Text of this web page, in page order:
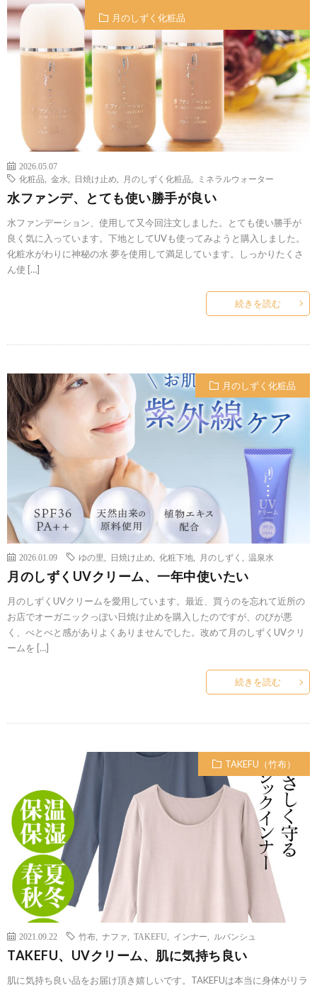
月のしずく化粧品
2026.05.07
化粧品
金水 日焼け止め 月のしずく化粧品 ミネラルウォーター
水ファンデ、とても使い勝手が良い
水ファンデーション、使用して又今回注文しました。とても使い勝手が
良く気に入っています。下地としてUVも使ってみようと購入しました。
化粧水がわりに神秘の水 夢を使用して満足しています。しっかりたくさ
ん使 […]
続きを読む
月のしずく化粧品
2026.01.09 ゆの里 日焼け止め 化粧下地 月のしずく 温泉水
月のしずくUVクリーム、一年中使いたい
月のしずくUVクリームを愛用しています。最近、買うのを忘れて近所の
お店でオーガニックっぽい日焼け止めを購入したのですが、のびが悪
く、べとべと感がありよくありませんでした。改めて月のしずくUVクリ
ームを […]
続きを読む
TAKEFU（竹布）
2021.09.22 竹布 ナファ TAKEFU インナー ルバンシュ
TAKEFU、UVクリーム、肌に気持ち良い
肌に気持ち良い品をお届け頂き嬉しいです。TAKEFUは本当に身体がリラ